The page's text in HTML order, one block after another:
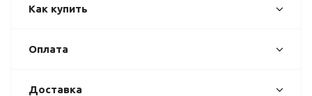
Как купить
Оплата
Доставка